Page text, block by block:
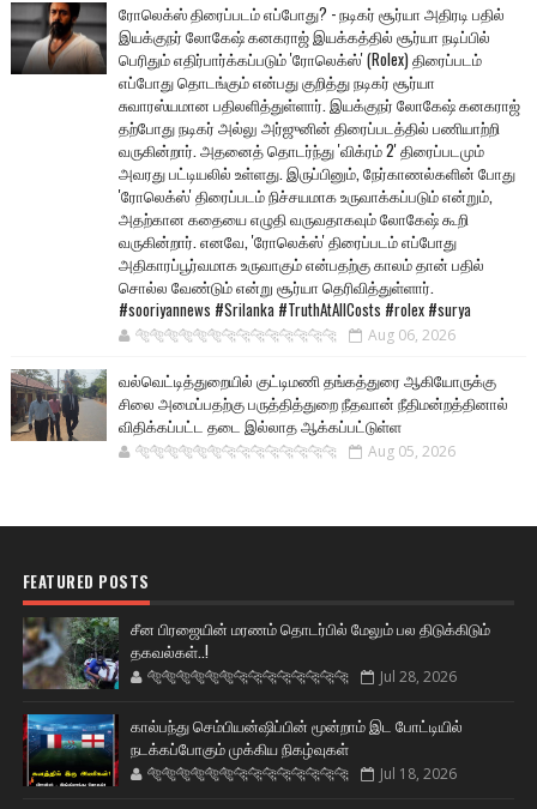
ரோலெக்ஸ் திரைப்படம் எப்போது? - நடிகர் சூர்யா அதிரடி பதில்
இயக்குநர் லோகேஷ் கனகராஜ் இயக்கத்தில் சூர்யா நடிப்பில்
பெரிதும் எதிர்பார்க்கப்படும் 'ரோலெக்ஸ்' (Rolex) திரைப்படம்
எப்போது தொடங்கும் என்பது குறித்து நடிகர் சூர்யா
சுவாரஸ்யமான பதிலளித்துள்ளார். இயக்குநர் லோகேஷ் கனகராஜ்
தற்போது நடிகர் அல்லு அர்ஜுனின் திரைப்படத்தில் பணியாற்றி
வருகின்றார். அதனைத் தொடர்ந்து 'விக்ரம் 2' திரைப்படமும்
அவரது பட்டியலில் உள்ளது. இருப்பினும், நேர்காணல்களின் போது
'ரோலெக்ஸ்' திரைப்படம் நிச்சயமாக உருவாக்கப்படும் என்றும்,
அதற்கான கதையை எழுதி வருவதாகவும் லோகேஷ் கூறி
வருகின்றார். எனவே, 'ரோலெக்ஸ்' திரைப்படம் எப்போது
அதிகாரப்பூர்வமாக உருவாகும் என்பதற்கு காலம் தான் பதில்
சொல்ல வேண்டும் என்று சூர்யா தெரிவித்துள்ளார்.
#sooriyannews #Srilanka #TruthAtAllCosts #rolex #surya
🐅🐅🐅🐅🐅🐅🐆🐆🐆🐆🐆🐆🐆🐆 Aug 06, 2026
வல்வெட்டித்துறையில் குட்டிமணி தங்கத்துரை ஆகியோருக்கு
சிலை அமைப்பதற்கு பருத்தித்துறை நீதவான் நீதிமன்றத்தினால்
விதிக்கப்பட்ட தடை இல்லாத ஆக்கப்பட்டுள்ள
🐅🐅🐅🐅🐅🐅🐆🐆🐆🐆🐆🐆🐆🐆 Aug 05, 2026
FEATURED POSTS
சீன பிரஜையின் மரணம் தொடர்பில் மேலும் பல திடுக்கிடும்
தகவல்கள்..!
🐅🐅🐅🐅🐅🐅🐆🐆🐆🐆🐆🐆🐆🐆 Jul 28, 2026
கால்பந்து செம்பியன்ஷிப்பின் மூன்றாம் இட போட்டியில்
நடக்கப்போகும் முக்கிய நிகழ்வுகள்
🐅🐅🐅🐅🐅🐅🐆🐆🐆🐆🐆🐆🐆🐆 Jul 18, 2026